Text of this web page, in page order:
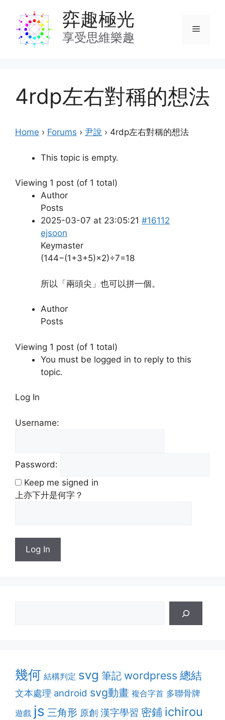
content
弈趣極光
享受思維樂趣
Menu
4rdp左右對稱的想法
Home › Forums › 尹說 › 4rdp左右對稱的想法
This topic is empty.
Viewing 1 post (of 1 total)
Author
Posts
2025-03-07 at 23:05:21 #16112
ejsoon
Keymaster
(144−(1+3+5)×2)÷7=18
所以「兩頭尖」也可以拼一個。
Author
Posts
Viewing 1 post (of 1 total)
You must be logged in to reply to this
topic.
Log In
Username:
Password:
Keep me signed in
上亦下廾是何字？
Log In
幾何 結構判定 svg 筆記 wordpress 總結
文本處理 android svg動畫 複合字首 多聯骨牌
遊戲 js 三角形 原創 漢字學習 密鋪 ichirou